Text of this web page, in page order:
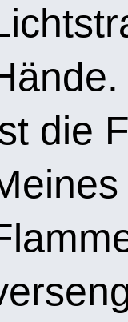
die